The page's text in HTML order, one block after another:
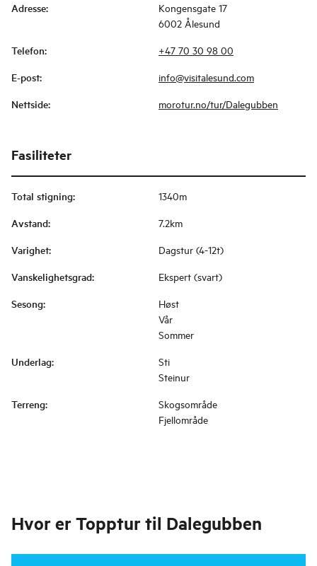
Adresse:
Kongensgate 17
6002 Ålesund
Telefon: +47 70 30 98 00
E-post: info@visitalesund.com
Nettside: morotur.no/tur/Dalegubben
Fasiliteter
Total stigning: 1340m
Avstand: 7.2km
Varighet: Dagstur (4-12t)
Vanskelighetsgrad: Ekspert (svart)
Sesong:
Høst
Vår
Sommer
Underlag:
Sti
Steinur
Terreng:
Skogsområde
Fjellområde
Hvor er Topptur til Dalegubben